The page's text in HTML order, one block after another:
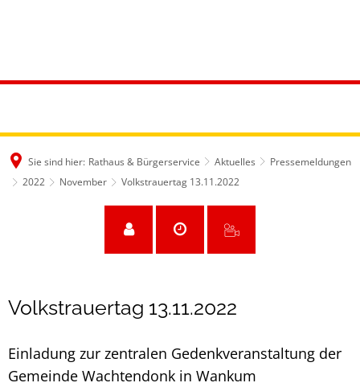
Sie sind hier: Rathaus & Bürgerservice Aktuelles
Pressemeldungen
2022
November Volkstrauertag 13.11.2022
Volkstrauertag 13.11.2022
Einladung zur zentralen Gedenkveranstaltung der
Gemeinde Wachtendonk in Wankum